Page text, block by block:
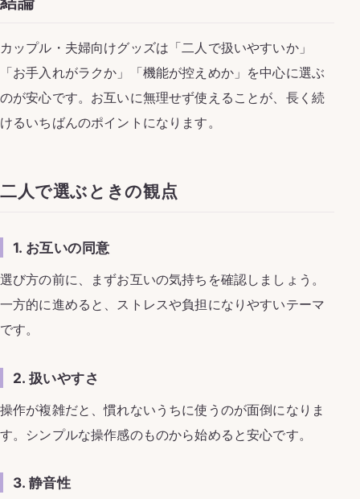
カップル・夫婦向けグッズは「二人で扱いやすいか」
「お手入れがラクか」「機能が控えめか」を中心に選ぶ
のが安心です。お互いに無理せず使えることが、長く続
けるいちばんのポイントになります。
二人で選ぶときの観点
1. お互いの同意
選び方の前に、まずお互いの気持ちを確認しましょう。
一方的に進めると、ストレスや負担になりやすいテーマ
です。
2. 扱いやすさ
操作が複雑だと、慣れないうちに使うのが面倒になりま
す。シンプルな操作感のものから始めると安心です。
3. 静音性